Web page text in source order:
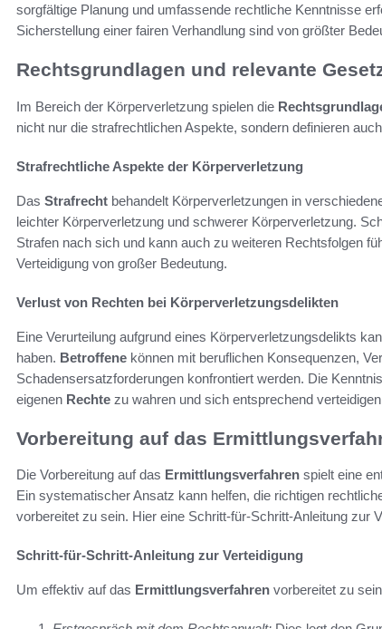
sorgfältige Planung und umfassende rechtliche Kenntnisse
Sicherstellung einer fairen Verhandlung sind von größter
Rechtsgrundlagen und relevante
Im Bereich der Körperverletzung spielen die
nicht nur die strafrechtlichen Aspekte, sondern definieren
Strafrechtliche Aspekte der Körperverletzung
Das Strafrecht behandelt Körperverletzungen in
leichter Körperverletzung und schwerer Körperverletzung.
Strafen nach sich und kann auch zu weiteren Rechtsfolgen
Verteidigung von großer Bedeutung.
Verlust von Rechten bei Körperverletzungsdelikten
Eine Verurteilung aufgrund eines Körperverletzungsdelikts
haben. Betroffene können mit beruflichen Konsequenzen,
Schadensersatzforderungen konfrontiert werden. Die
eigenen Rechte zu wahren und sich entsprechend
Vorbereitung auf das
Die Vorbereitung auf das Ermittlungsverfahren spielt eine
Ein systematischer Ansatz kann helfen, die richtigen
vorbereitet zu sein. Hier eine Schritt-für-Schritt-Anleitung zur
Schritt-für-Schritt-Anleitung zur Verteidigung
Um effektiv auf das Ermittlungsverfahren vorbereitet zu